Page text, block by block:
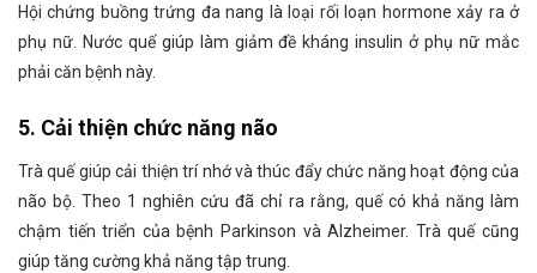
Hội chứng buồng trứng đa nang là loại rối loạn hormone xảy ra ở
phụ nữ. Nước quế giúp làm giảm đề kháng insulin ở phụ nữ mắc
phải căn bệnh này.
5. Cải thiện chức năng não
Trà quế giúp cải thiện trí nhớ và thúc đẩy chức năng hoạt động của
não bộ. Theo 1 nghiên cứu đã chỉ ra rằng, quế có khả năng làm
chậm tiến triển của bệnh Parkinson và Alzheimer. Trà quế cũng
giúp tăng cường khả năng tập trung.